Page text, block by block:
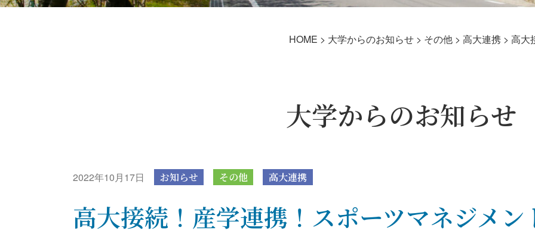
HOME > 大学からのお知らせ > その他 > 高大連携 > 高大
大学からのお知らせ
2022年10月17日 お知らせ その他 高大連携
高大接続！産学連携！スポーツマネジメ